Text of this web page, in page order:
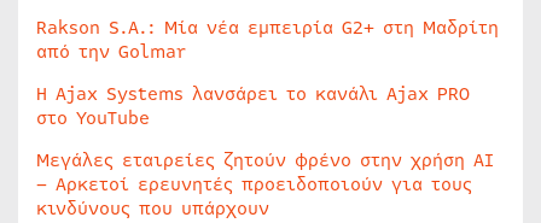
Rakson S.A.: Μία νέα εμπειρία G2+ στη Μαδρίτη
από την Golmar
Η Ajax Systems λανσάρει το κανάλι Ajax PRO
στο YouTube
Μεγάλες εταιρείες ζητούν φρένο στην χρήση AI
– Αρκετοί ερευνητές προειδοποιούν για τους
κινδύνους που υπάρχουν